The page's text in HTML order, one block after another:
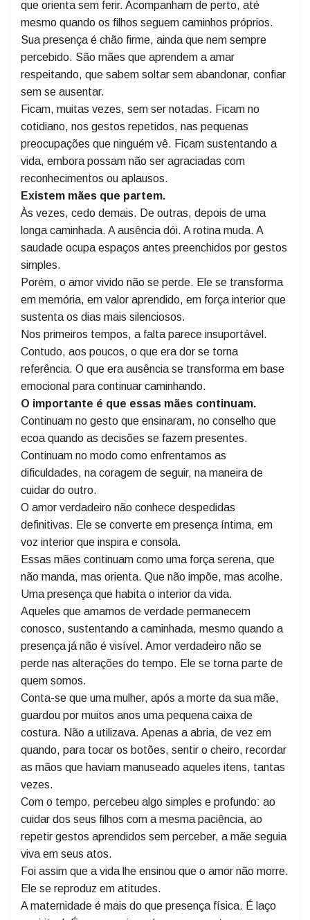
Nas expressões desse amor, encontramos as
mães que ficam.
Estão no cuidado diário, no olhar atento, na palavra
que orienta sem ferir. Acompanham de perto, até
mesmo quando os filhos seguem caminhos próprios.
Sua presença é chão firme, ainda que nem sempre
percebido. São mães que aprendem a amar
respeitando, que sabem soltar sem abandonar, confiar
sem se ausentar.
Ficam, muitas vezes, sem ser notadas. Ficam no
cotidiano, nos gestos repetidos, nas pequenas
preocupações que ninguém vê. Ficam sustentando a
vida, embora possam não ser agraciadas com
reconhecimentos ou aplausos.
Existem mães que partem.
Às vezes, cedo demais. De outras, depois de uma
longa caminhada. A ausência dói. A rotina muda. A
saudade ocupa espaços antes preenchidos por gestos
simples.
Porém, o amor vivido não se perde. Ele se transforma
em memória, em valor aprendido, em força interior que
sustenta os dias mais silenciosos.
Nos primeiros tempos, a falta parece insuportável.
Contudo, aos poucos, o que era dor se torna
referência. O que era ausência se transforma em base
emocional para continuar caminhando.
O importante é que essas mães continuam.
Continuam no gesto que ensinaram, no conselho que
ecoa quando as decisões se fazem presentes.
Continuam no modo como enfrentamos as
dificuldades, na coragem de seguir, na maneira de
cuidar do outro.
O amor verdadeiro não conhece despedidas
definitivas. Ele se converte em presença íntima, em
voz interior que inspira e consola.
Essas mães continuam como uma força serena, que
não manda, mas orienta. Que não impõe, mas acolhe.
Uma presença que habita o interior da vida.
Aqueles que amamos de verdade permanecem
conosco, sustentando a caminhada, mesmo quando a
presença já não é visível. Amor verdadeiro não se
perde nas alterações do tempo. Ele se torna parte de
quem somos.
Conta-se que uma mulher, após a morte da sua mãe,
guardou por muitos anos uma pequena caixa de
costura. Não a utilizava. Apenas a abria, de vez em
quando, para tocar os botões, sentir o cheiro, recordar
as mãos que haviam manuseado aqueles itens, tantas
vezes.
Com o tempo, percebeu algo simples e profundo: ao
cuidar dos seus filhos com a mesma paciência, ao
repetir gestos aprendidos sem perceber, a mãe seguia
viva em seus atos.